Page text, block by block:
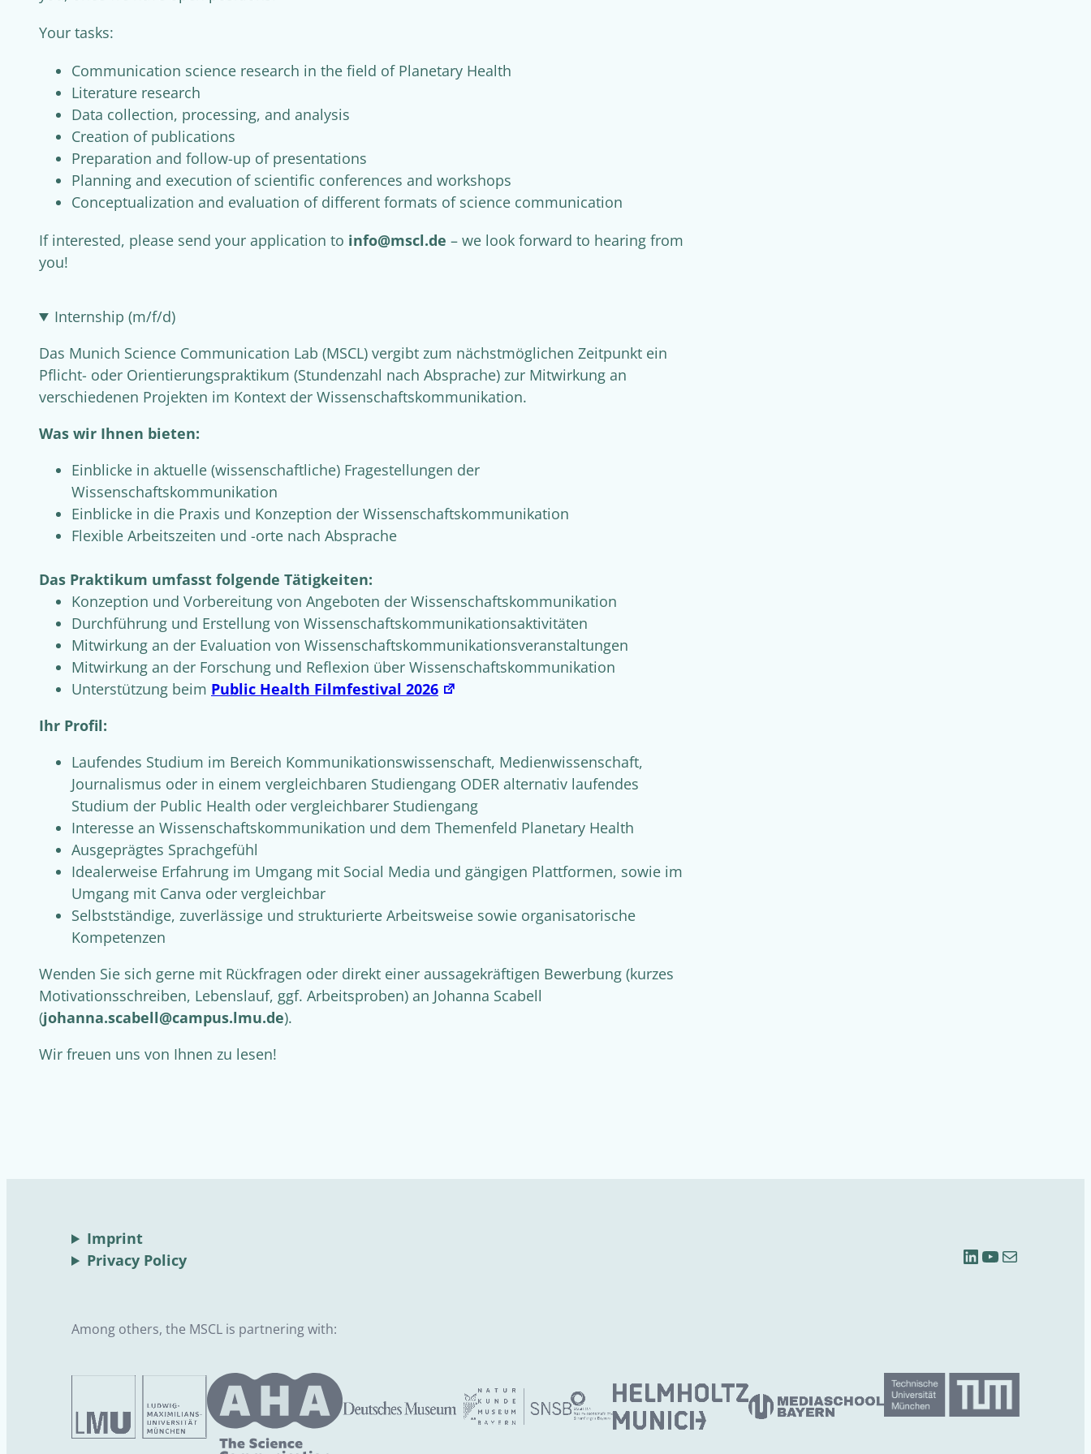
Your tasks:
Communication science research in the field of Planetary Health
Literature research
Data collection, processing, and analysis
Creation of publications
Preparation and follow-up of presentations
Planning and execution of scientific conferences and workshops
Conceptualization and evaluation of different formats of science communication
If interested, please send your application to info@mscl.de – we look forward to hearing from
you!
Internship (m/f/d)
Das Munich Science Communication Lab (MSCL) vergibt zum nächstmöglichen Zeitpunkt ein
Pflicht- oder Orientierungspraktikum (Stundenzahl nach Absprache) zur Mitwirkung an
verschiedenen Projekten im Kontext der Wissenschaftskommunikation.
Was wir Ihnen bieten:
Einblicke in aktuelle (wissenschaftliche) Fragestellungen der
Wissenschaftskommunikation
Einblicke in die Praxis und Konzeption der Wissenschaftskommunikation
Flexible Arbeitszeiten und -orte nach Absprache
Das Praktikum umfasst folgende Tätigkeiten:
Konzeption und Vorbereitung von Angeboten der Wissenschaftskommunikation
Durchführung und Erstellung von Wissenschaftskommunikationsaktivitäten
Mitwirkung an der Evaluation von Wissenschaftskommunikationsveranstaltungen
Mitwirkung an der Forschung und Reflexion über Wissenschaftskommunikation
Unterstützung beim Public Health Filmfestival 2026
Ihr Profil:
Laufendes Studium im Bereich Kommunikationswissenschaft, Medienwissenschaft,
Journalismus oder in einem vergleichbaren Studiengang ODER alternativ laufendes
Studium der Public Health oder vergleichbarer Studiengang
Interesse an Wissenschaftskommunikation und dem Themenfeld Planetary Health
Ausgeprägtes Sprachgefühl
Idealerweise Erfahrung im Umgang mit Social Media und gängigen Plattformen, sowie im
Umgang mit Canva oder vergleichbar
Selbstständige, zuverlässige und strukturierte Arbeitsweise sowie organisatorische
Kompetenzen
Wenden Sie sich gerne mit Rückfragen oder direkt einer aussagekräftigen Bewerbung (kurzes
Motivationsschreiben, Lebenslauf, ggf. Arbeitsproben) an Johanna Scabell
(johanna.scabell@campus.lmu.de).
Wir freuen uns von Ihnen zu lesen!
Imprint
Privacy Policy
LinkedIn YouTube Mail
Among others, the MSCL is partnering with: